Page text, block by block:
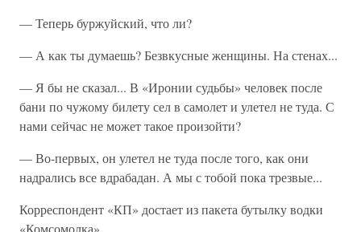
— Теперь буржуйский, что ли?
— А как ты думаешь? Безвкусные женщины. На стенах...
— Я бы не сказал... В «Иронии судьбы» человек после
бани по чужому билету сел в самолет и улетел не туда. С
нами сейчас не может такое произойти?
— Во-первых, он улетел не туда после того, как они
надрались все вдрабадан. А мы с тобой пока трезвые...
Корреспондент «КП» достает из пакета бутылку водки
«Комсомолка».